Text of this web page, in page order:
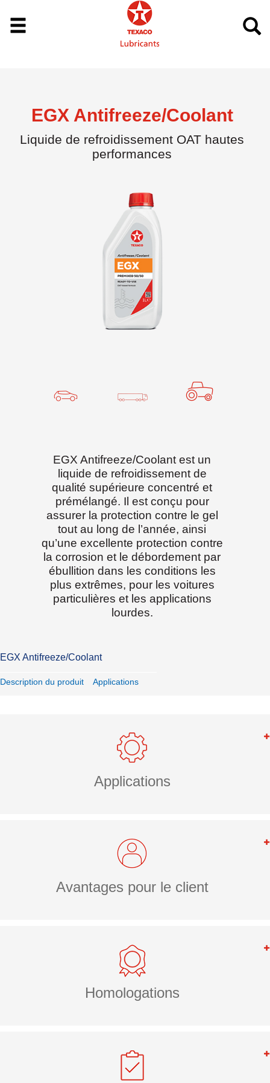
EGX Antifreeze/Coolant
Liquide de refroidissement OAT hautes
performances
EGX Antifreeze/Coolant est un
liquide de refroidissement de
qualité supérieure concentré et
prémélangé. Il est conçu pour
assurer la protection contre le gel
tout au long de l’année, ainsi
qu’une excellente protection contre
la corrosion et le débordement par
ébullition dans les conditions les
plus extrêmes, pour les voitures
particulières et les applications
lourdes.
EGX Antifreeze/Coolant
Description du produit Applications
Applications
Avantages pour le client
Homologations